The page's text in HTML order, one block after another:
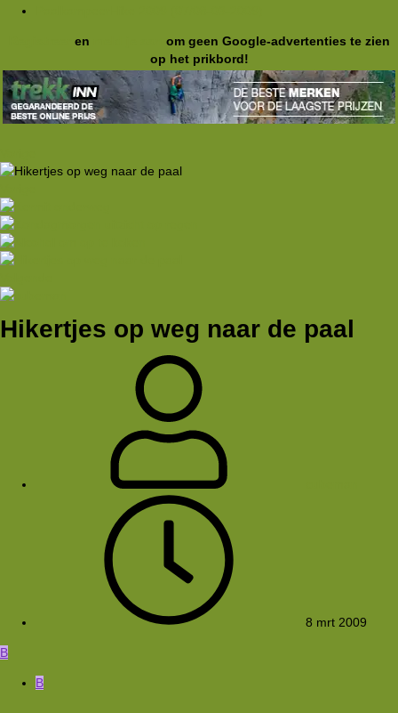
en
om geen Google-advertenties te zien
op het prikbord!
Hikertjes op weg naar de paal
8 mrt 2009
B
B